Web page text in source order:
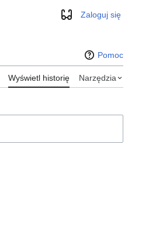
WyglądZaloguj się
Pomoc
Wyświetl historię Narzędzia